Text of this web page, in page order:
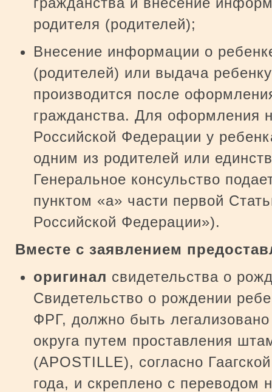
родителя (родителей);
Внесение информации о
(родителей) или выдача
производится после
гражданства. Для оформления
Российской Федерации у
одним из родителей или
Генеральное консульство
пунктом «а» части первой
Российской Федерации»).
Вместе с заявлением
оригинал свидетельства о
Свидетельство о рождении
ФРГ, должно быть
округа путем проставления
(APOSTILLE), согласно
года, и скреплено с переводом